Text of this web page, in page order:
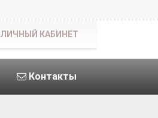
Контакты
ЛИЧНЫЙ КАБИНЕТ